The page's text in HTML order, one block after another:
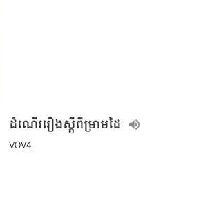
ដំណើររឿងស្តីពីម្រាមដៃ
VOV4